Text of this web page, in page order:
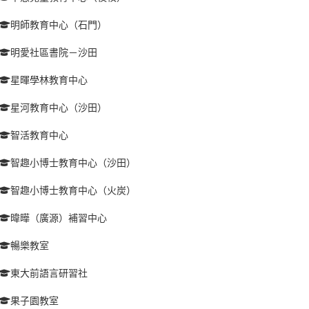
明師教育中心（石門）
明愛社區書院－沙田
星暉學林教育中心
星河教育中心（沙田）
智活教育中心
智趣小博士教育中心（沙田）
智趣小博士教育中心（火炭）
暐曄（廣源）補習中心
暢樂教室
東大前語言研習社
果子園教室